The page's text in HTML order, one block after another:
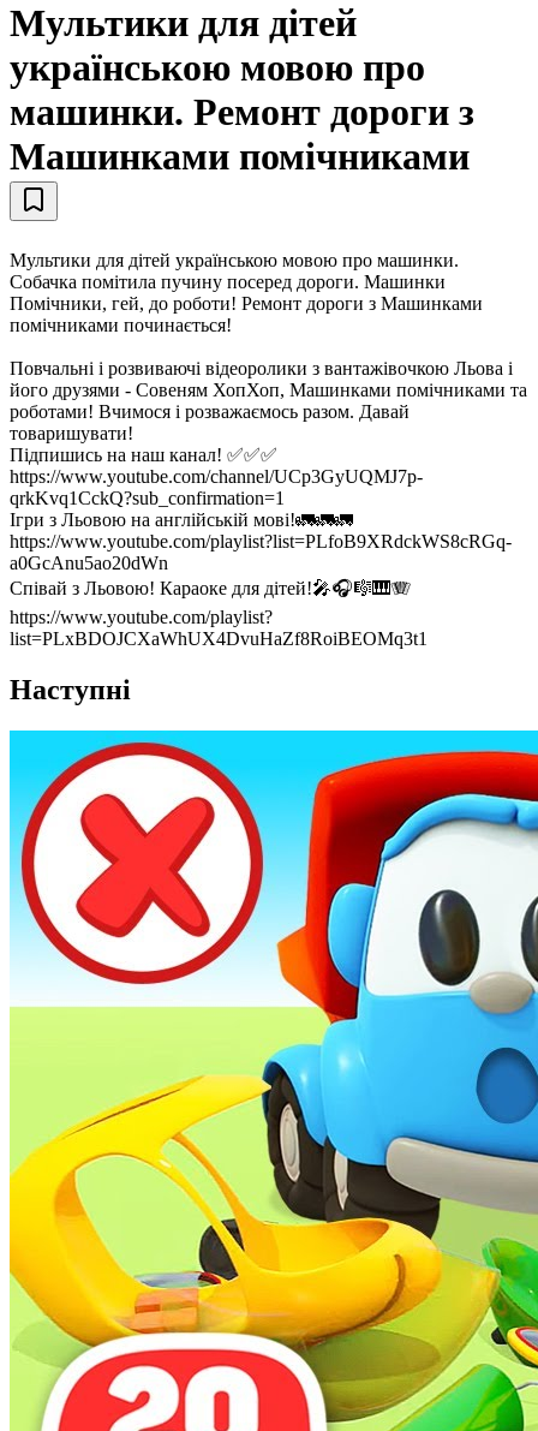
Мультики для дітей
українською мовою про
машинки. Ремонт дороги з
Машинками помічниками
Мультики для дітей українською мовою про машинки.
Собачка помітила пучину посеред дороги. Машинки
Помічники, гей, до роботи! Ремонт дороги з Машинками
помічниками починається!
Повчальні і розвиваючі відеоролики з вантажівочкою Льова і
його друзями - Совеням ХопХоп, Машинками помічниками та
роботами! Вчимося і розважаємось разом. Давай
товаришувати!
Підпишись на наш канал! ✅✅✅
https://www.youtube.com/channel/UCp3GyUQMJ7p-
qrkKvq1CckQ?sub_confirmation=1
Ігри з Льовою на англійській мові!🚛🚛🚛
https://www.youtube.com/playlist?list=PLfoB9XRdckWS8cRGq-
a0GcAnu5ao20dWn
Співай з Льовою! Караоке для дітей!🎤🎧🎼🎹🪗
https://www.youtube.com/playlist?
list=PLxBDOJCXaWhUX4DvuHaZf8RoiBEOMq3t1
Наступні